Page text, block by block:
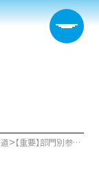
> 【重要】部門別参加要領（書道部門）の記載に関する訂正と資料の差し替えについて